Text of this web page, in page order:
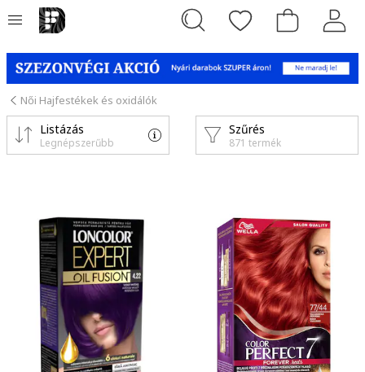
Női Hajfestékek és oxidálók
Szűrés
871 termék
Listázás
Legnépszerűbb